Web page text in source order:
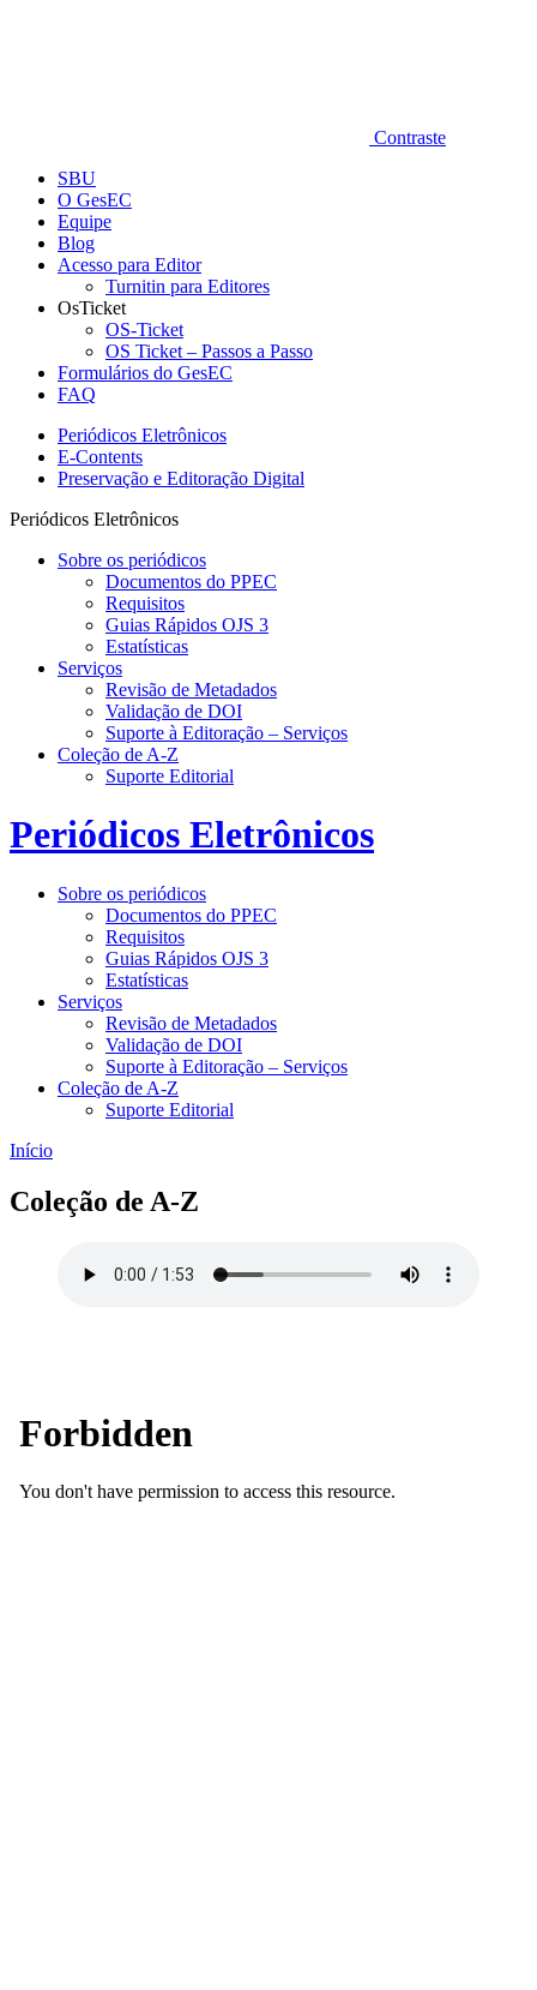
Contraste
SBU
O GesEC
Equipe
Blog
Acesso para Editor
Turnitin para Editores
OsTicket
OS-Ticket
OS Ticket – Passos a Passo
Formulários do GesEC
FAQ
Periódicos Eletrônicos
E-Contents
Preservação e Editoração Digital
Periódicos Eletrônicos
Sobre os periódicos
Documentos do PPEC
Requisitos
Guias Rápidos OJS 3
Estatísticas
Serviços
Revisão de Metadados
Validação de DOI
Suporte à Editoração – Serviços
Coleção de A-Z
Suporte Editorial
Periódicos Eletrônicos
Sobre os periódicos
Documentos do PPEC
Requisitos
Guias Rápidos OJS 3
Estatísticas
Serviços
Revisão de Metadados
Validação de DOI
Suporte à Editoração – Serviços
Coleção de A-Z
Suporte Editorial
Início
Coleção de A-Z